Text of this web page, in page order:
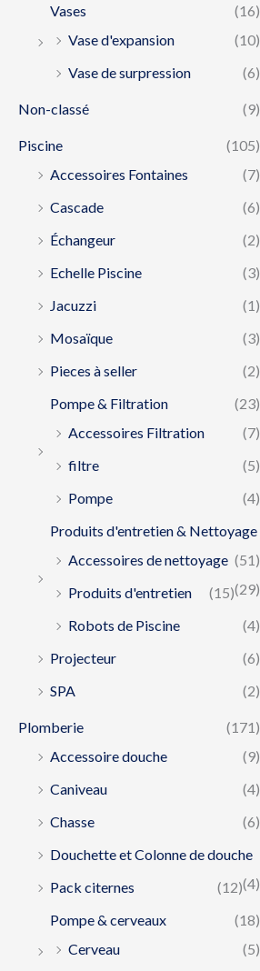
Vases
(16)
Vase d'expansion
(10)
Vase de surpression
(6)
Non-classé (9)
Piscine
(105)
Accessoires Fontaines
(7)
Cascade
(6)
Échangeur
(2)
Echelle Piscine
(3)
Jacuzzi
(1)
Mosaïque
(3)
Pieces à seller
(2)
Pompe & Filtration
(23)
Accessoires Filtration
(7)
filtre
(5)
Pompe
(4)
Produits d'entretien & Nettoyage
(51)
Accessoires de nettoyage
(29)
Produits d'entretien
(15)
Robots de Piscine
(4)
Projecteur
(6)
SPA
(2)
Plomberie
(171)
Accessoire douche
(9)
Caniveau
(4)
Chasse
(6)
Douchette et Colonne de douche
(4)
Pack citernes
(12)
Pompe & cerveaux
(18)
Cerveau
(5)